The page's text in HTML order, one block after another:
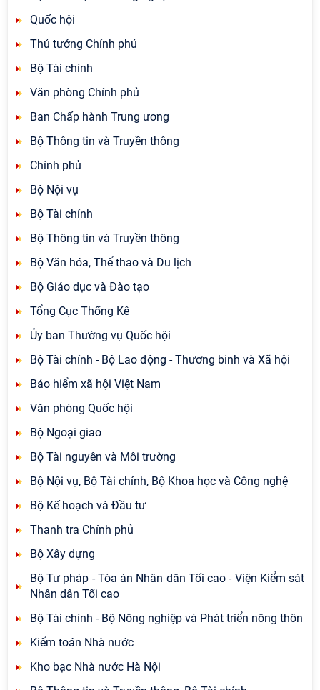
Quốc hội
Thủ tướng Chính phủ
Bộ Tài chính
Văn phòng Chính phủ
Ban Chấp hành Trung ương
Bộ Thông tin và Truyền thông
Chính phủ
Bộ Nội vụ
Bộ Tài chính
Bộ Thông tin và Truyền thông
Bộ Văn hóa, Thể thao và Du lịch
Bộ Giáo dục và Đào tạo
Tổng Cục Thống Kê
Ủy ban Thường vụ Quốc hội
Bộ Tài chính - Bộ Lao động - Thương binh và Xã hội
Bảo hiểm xã hội Việt Nam
Văn phòng Quốc hội
Bộ Ngoại giao
Bộ Tài nguyên và Môi trường
Bộ Nội vụ, Bộ Tài chính, Bộ Khoa học và Công nghệ
Bộ Kế hoạch và Đầu tư
Thanh tra Chính phủ
Bộ Xây dựng
Bộ Tư pháp - Tòa án Nhân dân Tối cao - Viện Kiểm sát
Nhân dân Tối cao
Bộ Tài chính - Bộ Nông nghiệp và Phát triển nông thôn
Kiểm toán Nhà nước
Kho bạc Nhà nước Hà Nội